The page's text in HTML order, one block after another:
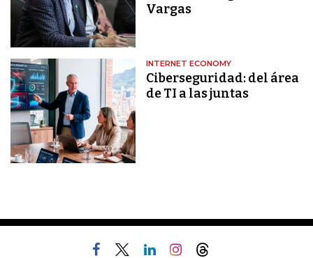
Vargas
INTERNET ECONOMY
Ciberseguridad: del área
de TI a las juntas